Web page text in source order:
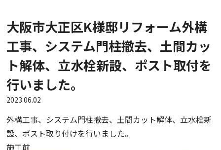
大阪市大正区K様邸リフォーム外構
工事、システム門柱撤去、土間カッ
ト解体、立水栓新設、ポスト取付を
行いました。
2023.06.02
外構工事、システム門柱撤去、土間カット解体、立水栓新
設、ポスト取り付けを行いました。
施工前